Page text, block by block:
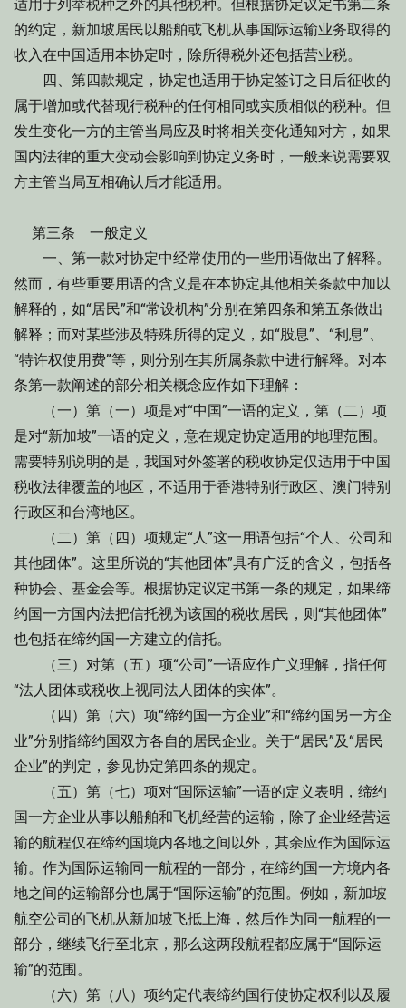
适用于列举税种之外的其他税种。但根据协定议定书第二条
的约定，新加坡居民以船舶或飞机从事国际运输业务取得的
收入在中国适用本协定时，除所得税外还包括营业税。
四、第四款规定，协定也适用于协定签订之日后征收的
属于增加或代替现行税种的任何相同或实质相似的税种。但
发生变化一方的主管当局应及时将相关变化通知对方，如果
国内法律的重大变动会影响到协定义务时，一般来说需要双
方主管当局互相确认后才能适用。
第三条 一般定义
一、第一款对协定中经常使用的一些用语做出了解释。
然而，有些重要用语的含义是在本协定其他相关条款中加以
解释的，如“居民”和“常设机构”分别在第四条和第五条做出
解释；而对某些涉及特殊所得的定义，如“股息”、“利息”、
“特许权使用费”等，则分别在其所属条款中进行解释。对本
条第一款阐述的部分相关概念应作如下理解：
（一）第（一）项是对“中国”一语的定义，第（二）项
是对“新加坡”一语的定义，意在规定协定适用的地理范围。
需要特别说明的是，我国对外签署的税收协定仅适用于中国
税收法律覆盖的地区，不适用于香港特别行政区、澳门特别
行政区和台湾地区。
（二）第（四）项规定“人”这一用语包括“个人、公司和
其他团体”。这里所说的“其他团体”具有广泛的含义，包括各
种协会、基金会等。根据协定议定书第一条的规定，如果缔
约国一方国内法把信托视为该国的税收居民，则“其他团体”
也包括在缔约国一方建立的信托。
（三）对第（五）项“公司”一语应作广义理解，指任何
“法人团体或税收上视同法人团体的实体”。
（四）第（六）项“缔约国一方企业”和“缔约国另一方企
业”分别指缔约国双方各自的居民企业。关于“居民”及“居民
企业”的判定，参见协定第四条的规定。
（五）第（七）项对“国际运输”一语的定义表明，缔约
国一方企业从事以船舶和飞机经营的运输，除了企业经营运
输的航程仅在缔约国境内各地之间以外，其余应作为国际运
输。作为国际运输同一航程的一部分，在缔约国一方境内各
地之间的运输部分也属于“国际运输”的范围。例如，新加坡
航空公司的飞机从新加坡飞抵上海，然后作为同一航程的一
部分，继续飞行至北京，那么这两段航程都应属于“国际运
输”的范围。
（六）第（八）项约定代表缔约国行使协定权利以及履